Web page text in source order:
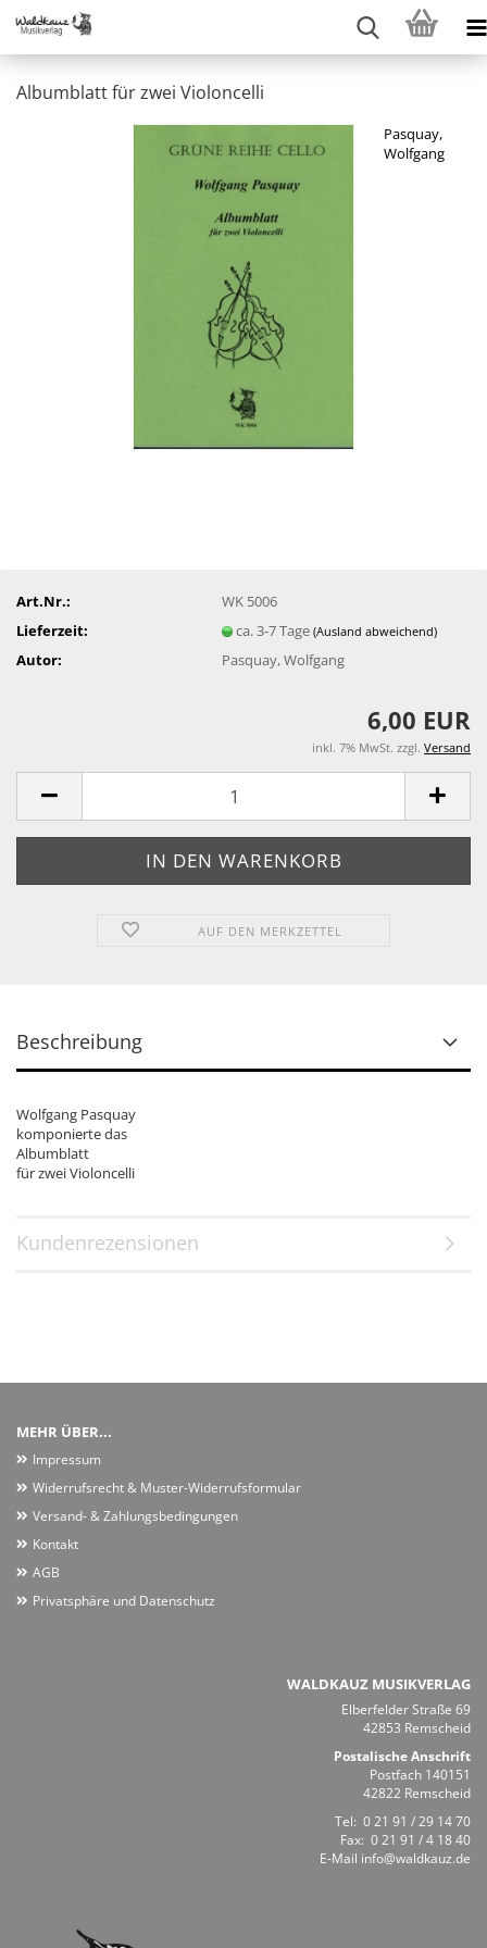
Albumblatt für zwei Violoncelli
Pasquay,
Wolfgang
Art.Nr.:
WK 5006
Lieferzeit:
ca. 3-7 Tage(Ausland abweichend)
Autor: Pasquay, Wolfgang
6,00 EUR
inkl. 7% MwSt. zzgl. Versand
AUF DEN MERKZETTEL
Beschreibung
Wolfgang Pasquay
komponierte das
Albumblatt
für zwei Violoncelli
Kundenrezensionen
MEHR ÜBER...
Impressum
Widerrufsrecht & Muster-Widerrufsformular
Versand- & Zahlungsbedingungen
Kontakt
AGB
Privatsphäre und Datenschutz
WALDKAUZ MUSIKVERLAG
Elberfelder Straße 69
42853 Remscheid
Postalische Anschrift
Postfach 140151
42822 Remscheid
Tel: 0 21 91 / 29 14 70
Fax: 0 21 91 / 4 18 40
E-Mail info@waldkauz.de